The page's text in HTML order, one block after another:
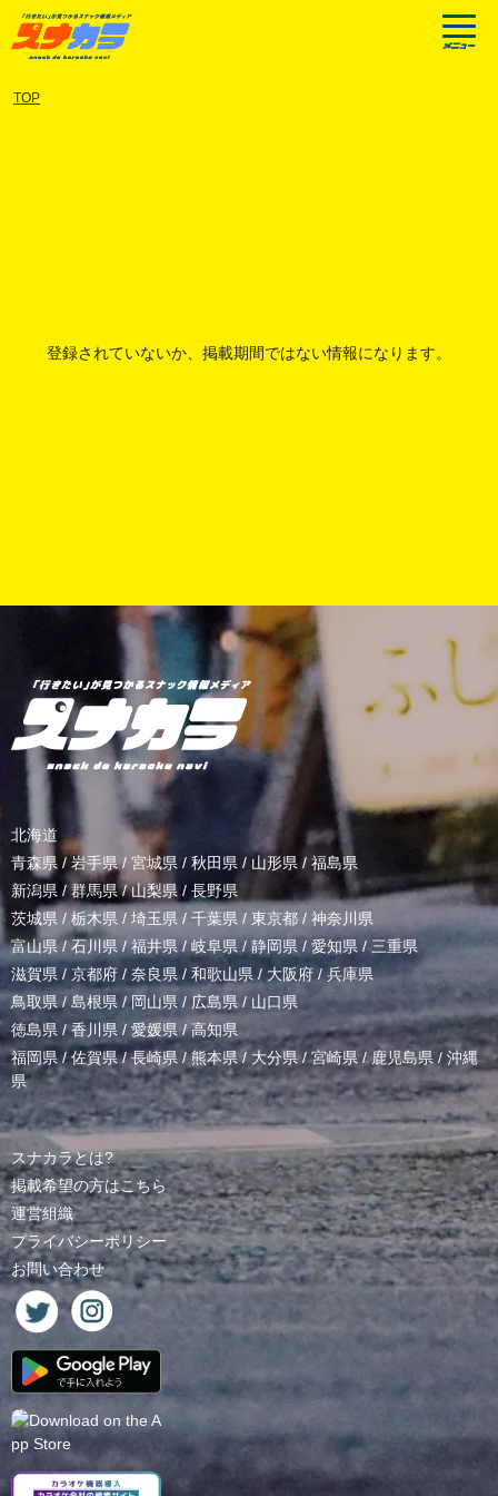
TOP
登録されていないか、掲載期間ではない情報になります。
北海道
青森県 /岩手県/ 宮城県 / 秋田県 / 山形県 / 福島県
新潟県 /群馬県/山梨県 / 長野県
茨城県 / 栃木県 / 埼玉県 / 千葉県 / 東京都 / 神奈川県
富山県 /石川県 / 福井県/岐阜県 / 静岡県 / 愛知県 / 三重県
滋賀県 / 京都府 / 奈良県 / 和歌山県 / 大阪府 /兵庫県
鳥取県 / 島根県 /岡山県/ 広島県 / 山口県
徳島県 /香川県 / 愛媛県/高知県
福岡県 / 佐賀県/長崎県 /熊本県 / 大分県/宮崎県 / 鹿児島県 / 沖縄
県
スナカラとは?
掲載希望の方はこちら
運営組織
プライバシーポリシー
お問い合わせ